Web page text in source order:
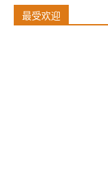
最受欢迎